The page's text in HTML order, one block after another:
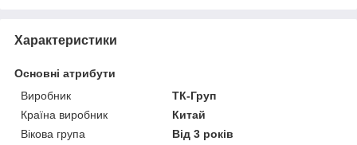
Характеристики
Основні атрибути
Виробник
ТК-Груп
Країна виробник
Китай
Вікова група
Від 3 років